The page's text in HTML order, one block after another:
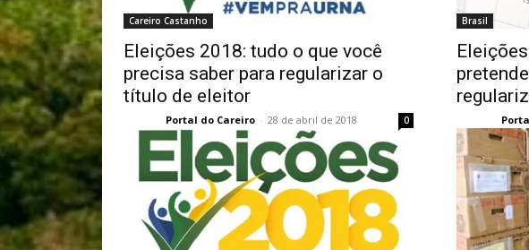
Careiro Castanho
Eleições 2018: tudo o que você
precisa saber para regularizar o
título de eleitor
Portal do Careiro - 28 de abril de 2018 0
Brasil